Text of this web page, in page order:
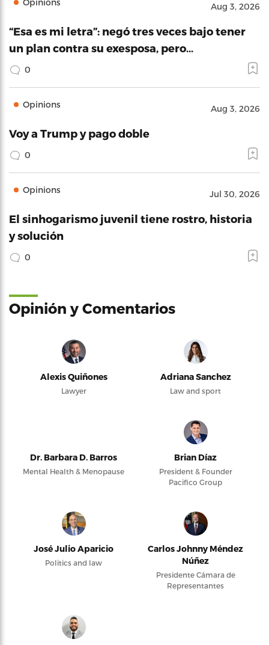
Opinions Aug 3, 2026
“Esa es mi letra”: negó tres veces bajo tener
un plan contra su exesposa, pero…
0
Opinions Aug 3, 2026
Voy a Trump y pago doble
0
Opinions Jul 30, 2026
El sinhogarismo juvenil tiene rostro, historia
y solución
0
Opinión y Comentarios
Alexis Quiñones
Lawyer
Adriana Sanchez
Law and sport
Dr. Barbara D. Barros
Mental Health & Menopause
Brian Díaz
President & Founder
Pacifico Group
José Julio Aparicio
Politics and law
Carlos Johnny Méndez
Núñez
Presidente Cámara de
Representantes